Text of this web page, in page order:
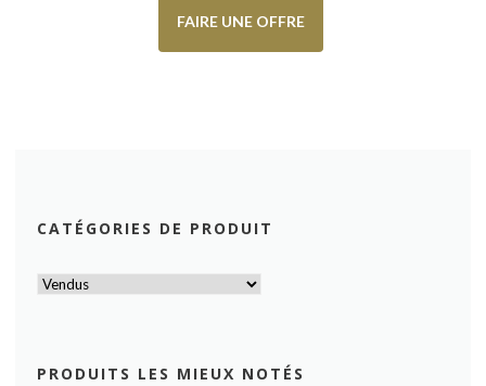
FAIRE UNE OFFRE
CATÉGORIES DE PRODUIT
PRODUITS LES MIEUX NOTÉS